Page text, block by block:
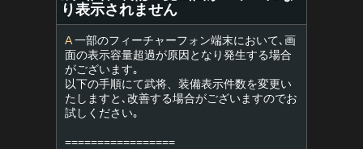
り表示されません
A一部のフィーチャーフォン端末において､画
面の表示容量超過が原因となり発生する場合
がございます｡
以下の手順にて武将、装備表示件数を変更い
たしますと､改善する場合がございますのでお
試しください｡
=================